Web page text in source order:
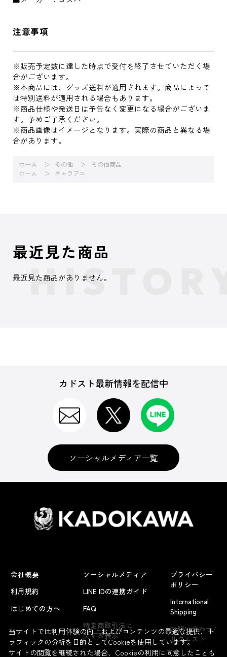
注意事項
※販売予定数に達した時点で受付を終了させていただく場
合がございます。
※本商品には、グッズ送料が適用されます。商品によって
は特別送料が適用される場合もあります。
※商品仕様や発送日は予告なく変更になる場合がございま
す。予めご了承ください。
※商品画像はイメージとなります。実際の商品と異なる場
合があります。
ホーム その他
その他商品
ホーム
キャラアニ
よくあるお問い合わせ
最近見た商品
最近見た商品がありません。
カドスト最新情報を配信中
ソーシャルメディア一覧
会社概要
利用規約
はじめての方へ
ソーシャルメディア
LINE IDの連携ガイド
FAQ
特定商取引法に
関する表示
プライバシー
ポリシー
International
Shipping
お問い合わせ/
リクエスト
当サイトでは利用体験の向上およびコンテンツの最適な提供、ト
ラフィックの分析を目的としてCookieを使用しています。
サイトの閲覧を継続された場合、Cookieの利用に同意したことも